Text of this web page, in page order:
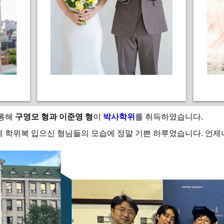
해 구영모 형과 이준영 형이 박사학위 를 취득하였습니다.
위복 입으신 형님들의 모습에 정말 기쁜 하루였습니다. 언